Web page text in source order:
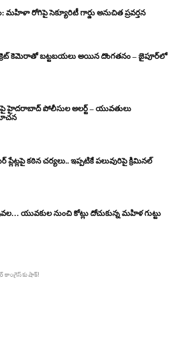
రోగిపై సెక్యూరిటీ గార్డు అనుచిత ప్రవర్తన
కెమెరాతో బట్టబయలు అయిన దొంగతనం – జైపూర్‌లో
హైదరాబాద్ పోలీసుల అలర్ట్ – యువతులు
కఠిన చర్యలు.. ఇప్పటికే పలువురిపై క్రిమినల్
యువకుల నుంచి కోట్లు దోచుకున్న మహిళ గుట్టు